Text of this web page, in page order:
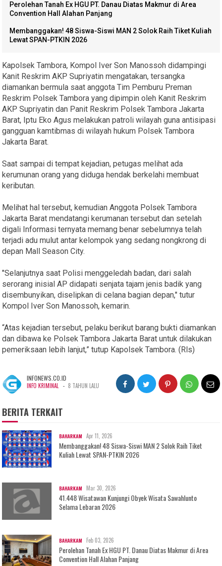
Perolehan Tanah Ex HGU PT. Danau Diatas Makmur di Area
Convention Hall Alahan Panjang
Membanggakan! 48 Siswa-Siswi MAN 2 Solok Raih Tiket Kuliah
Lewat SPAN-PTKIN 2026
Kapolsek Tambora, Kompol Iver Son Manossoh didampingi
Kanit Reskrim AKP Supriyatin mengatakan, tersangka
diamankan bermula saat anggota Tim Pemburu Preman
Reskrim Polsek Tambora yang dipimpin oleh Kanit Reskrim
AKP Supriyatin dan Panit Reskrim Polsek Tambora Jakarta
Barat, Iptu Eko Agus melakukan patroli wilayah guna antisipasi
gangguan kamtibmas di wilayah hukum Polsek Tambora
Jakarta Barat.
Saat sampai di tempat kejadian, petugas melihat ada
kerumunan orang yang diduga hendak berkelahi membuat
keributan.
Melihat hal tersebut, kemudian Anggota Polsek Tambora
Jakarta Barat mendatangi kerumanan tersebut dan setelah
digali Informasi ternyata memang benar sebelumnya telah
terjadi adu mulut antar kelompok yang sedang nongkrong di
depan Mall Season City.
"Selanjutnya saat Polisi menggeledah badan, dari salah
serorang inisial AP didapati senjata tajam jenis badik yang
disembunyikan, diselipkan di celana bagian depan," tutur
Kompol Iver Son Manossoh, kemarin.
“Atas kejadian tersebut, pelaku berikut barang bukti diamankan
dan dibawa ke Polsek Tambora Jakarta Barat untuk dilakukan
pemeriksaan lebih lanjut,” tutup Kapolsek Tambora. (Rls)
INFONEWS.CO.ID
INFO KRIMINAL - 8 TAHUN LALU
BERITA TERKAIT
BAHARKAM Apr 11, 2026
Membanggakan! 48 Siswa-Siswi MAN 2 Solok Raih Tiket
Kuliah Lewat SPAN-PTKIN 2026
BAHARKAM Mar 30, 2026
41.448 Wisatawan Kunjungi Obyek Wisata Sawahlunto
Selama Lebaran 2026
BAHARKAM Feb 03, 2026
Perolehan Tanah Ex HGU PT. Danau Diatas Makmur di Area
Convention Hall Alahan Panjang